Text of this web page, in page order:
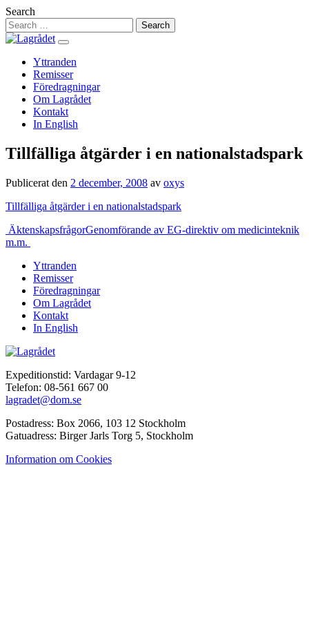
Hoppa
till
innehåll
Search
Yttranden
Remisser
Föredragningar
Om Lagrådet
Kontakt
In English
Tillfälliga åtgärder i en nationalstadspark
Publicerat den 2 december, 2008 av oxys
Tillfälliga åtgärder i en nationalstadspark
Inläggsnavigering
ÄktenskapsfrågorGenomförande av EG-direktiv om medicinteknik
m.m.
Yttranden
Remisser
Föredragningar
Om Lagrådet
Kontakt
In English
Expeditionstid: Vardagar 9-12
Telefon: 08-561 667 00
lagradet@dom.se
Postadress: Box 2066, 103 12 Stockholm
Gatuadress: Birger Jarls Torg 5, Stockholm
Information om Cookies